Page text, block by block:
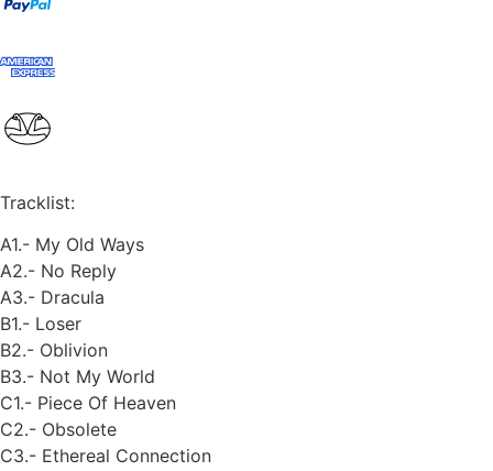
Tracklist:
A1.- My Old Ways
A2.- No Reply
A3.- Dracula
B1.- Loser
B2.- Oblivion
B3.- Not My World
C1.- Piece Of Heaven
C2.- Obsolete
C3.- Ethereal Connection